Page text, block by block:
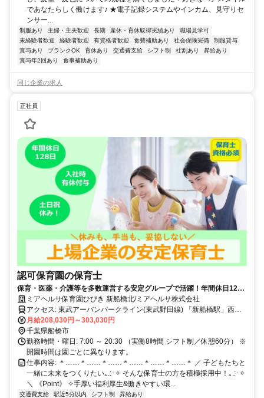
であなたらしく働けます♪ ★電子記録システムやインカム、見守りセ
ンサー...
制服あり 主婦・主夫歓迎 長期 産休・育休取得実績あり
職場見学可
未経験者歓迎
経験者歓迎 有資格者歓迎 食費補助あり 社会保険完備
制服貸与
賞与あり
ブランクOK 育休あり 交通費支給 シフト制 社割あり
昇給あり
賞与年2回あり
食事補助あり
同じ企業の求人
正社員
認可保育園の保育士
保育・医薬・介護等を多数運営する安定グループで活躍！年間休日128
日以上／手厚い福利厚生あり
ミアヘルサ保育園ひびき 新船橋北/ミアヘルサ株式会社
アクセス: 東武アーバンパークライン(東武野田線) 「新船橋駅」西口
／東口 徒歩3分
月給208,030円～303,030円
千葉県船橋市
勤務時間・曜日: 7:00 ～ 20:30 （実働8時間 シフト制／休憩60分） ※
開園時間は園ごとに異なります。
仕事内容: ＊……＊……＊……＊……＊……＊……＊ ／ 子どもたちと
一緒に未来をつくりたい｡.:･✧ そんな保育士の方を積極採用中！｡.:･✧
＼ 《Point》 ✧手厚い福利厚生&働きやすい環...
交通費支給 駅近5分以内 シフト制 昇給あり